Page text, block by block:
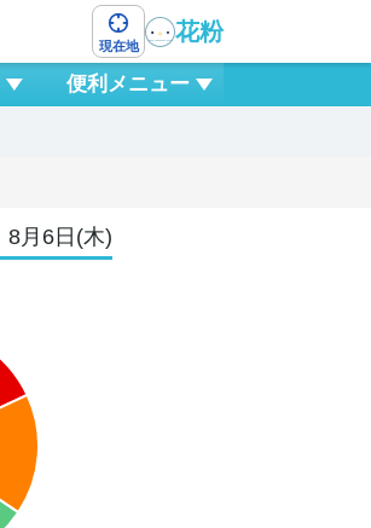
現在地
花粉
便利メニュー
15
8月6日(木)